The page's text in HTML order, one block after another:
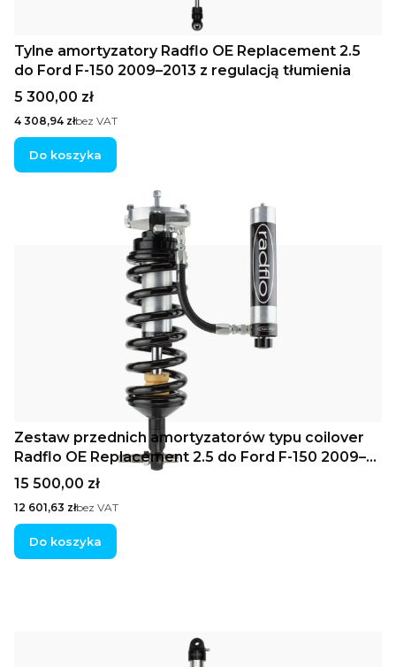
Tylne amortyzatory Radflo OE Replacement 2.5
do Ford F-150 2009–2013 z regulacją tłumienia
Cena
5 300,00 zł
Cena
4 308,94 złbez VAT
Do koszyka
Zestaw przednich amortyzatorów typu coilover
Radflo OE Replacement 2.5 do Ford F-150 2009–
2013 4WD ze zdalnym zbiornikiem olej-gazowym
Cena
15 500,00 zł
Cena
12 601,63 złbez VAT
Do koszyka